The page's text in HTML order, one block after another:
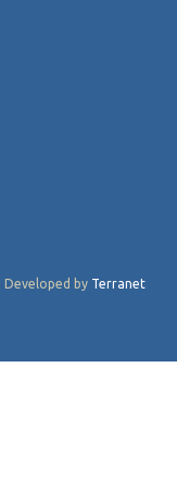
| Developed by Terranet